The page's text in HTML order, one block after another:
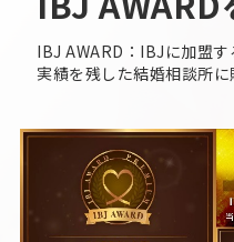
IBJ AWARD：IBJに加盟
実績を残した結婚相談所に